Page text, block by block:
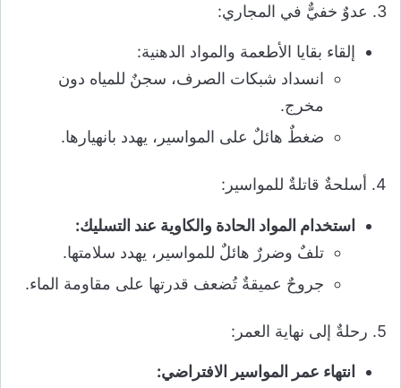
3. عدوٌ خفيٌّ في المجاري:
إلقاء بقايا الأطعمة والمواد الدهنية:
انسداد شبكات الصرف، سجنٌ للمياه دون
مخرج.
ضغطٌ هائلٌ على المواسير، يهدد بانهيارها.
4. أسلحةٌ قاتلةٌ للمواسير:
استخدام المواد الحادة والكاوية عند التسليك:
تلفٌ وضررٌ هائلٌ للمواسير، يهدد سلامتها.
جروحٌ عميقةٌ تُضعف قدرتها على مقاومة الماء.
5. رحلةٌ إلى نهاية العمر:
انتهاء عمر المواسير الافتراضي: